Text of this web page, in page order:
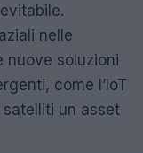
nelle
nuove soluzioni
come l’IoT
un asset